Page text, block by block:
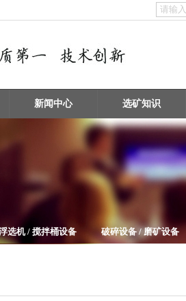
新闻中心 选矿知识
选机 / 搅拌桶设备 破碎设备 / 磨矿设备